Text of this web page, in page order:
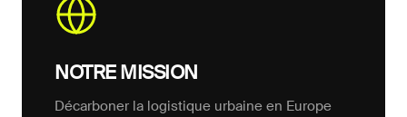
NOTRE MISSION
Décarboner la logistique urbaine en Europe